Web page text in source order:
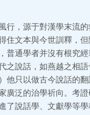
行，源于對漢學末流
住文本與今世訓釋，
普通學者并沒有根究
之說話，如燕越之相
他只以做古今說話的
廣泛的治學祈向。考
了說話學、文獻學等